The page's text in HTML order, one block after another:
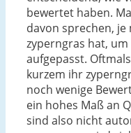
bewertet haben.
davon sprechen, je
zyperngras hat, um
aufgepasst.
kurzem ihr
noch wenige
ein hohes Maß an
sind also nicht